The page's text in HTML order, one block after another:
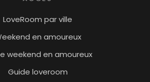
LoveRoom par ville
en amoureux
weekend en amoureux
Guide loveroom